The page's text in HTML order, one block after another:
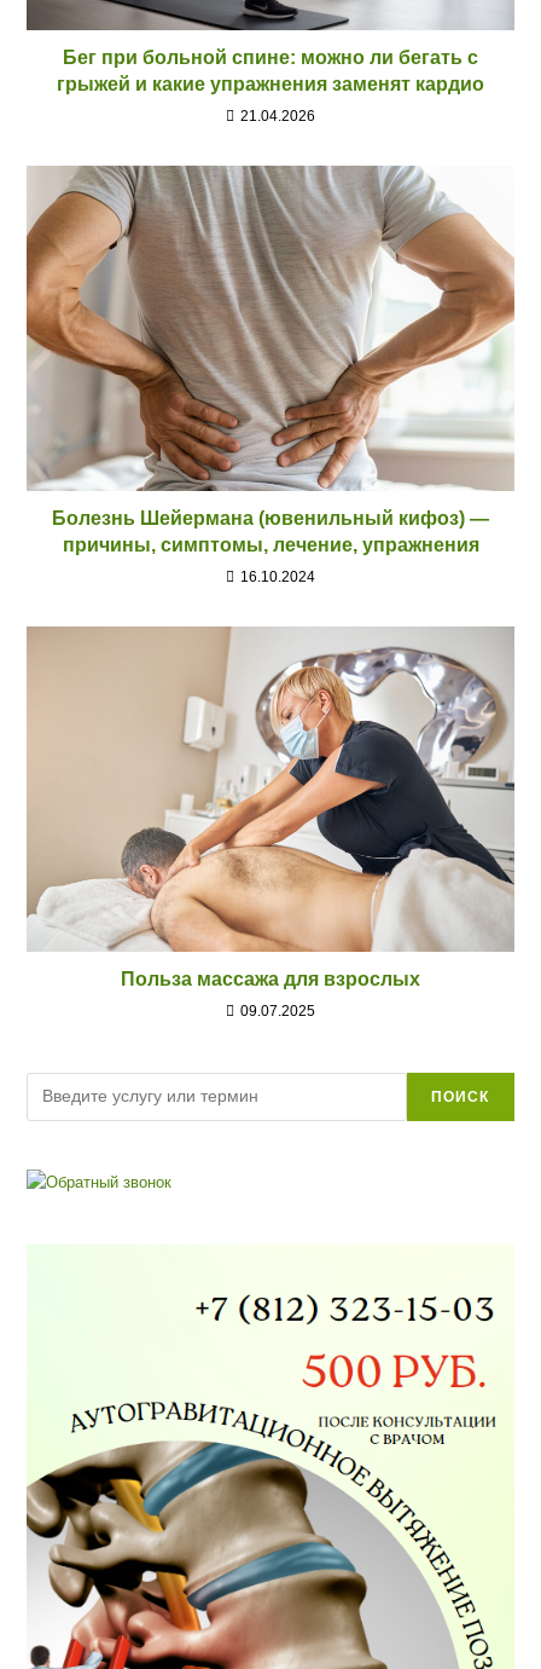
Бег при больной спине: можно ли бегать с
грыжей и какие упражнения заменят кардио
21.04.2026
Болезнь Шейермана (ювенильный кифоз) —
причины, симптомы, лечение, упражнения
16.10.2024
Польза массажа для взрослых
09.07.2025
ПОИСК